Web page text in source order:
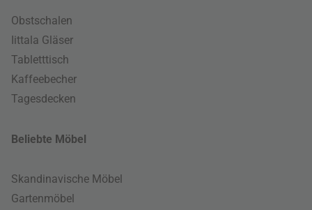
Obstschalen
Iittala Gläser
Tabletttisch
Kaffeebecher
Tagesdecken
Beliebte Möbel
Skandinavische Möbel
Gartenmöbel